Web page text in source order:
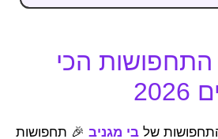
התחפושות הכי
של בי מגניב 🎉 תחפושות